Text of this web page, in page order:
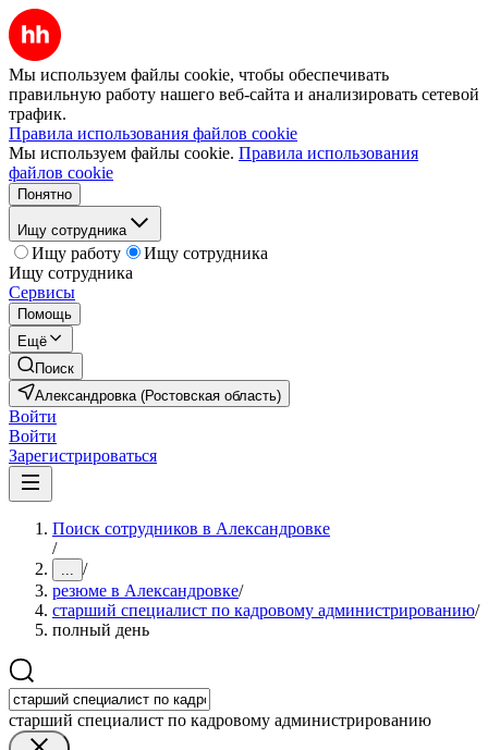
Мы используем файлы cookie, чтобы обеспечивать
правильную работу нашего веб-сайта и анализировать сетевой
трафик.
Правила использования файлов cookie
Мы используем файлы cookie. Правила использования
файлов cookie
Понятно
Ищу сотрудника
Ищу работу
Ищу сотрудника
Ищу сотрудника
Сервисы
Помощь
Ещё
Поиск
Александровка (Ростовская область)
Войти
Войти
Зарегистрироваться
Поиск сотрудников в Александровке
/
... /
резюме в Александровке/
старший специалист по кадровому администрированию/
полный день
старший специалист по кадровому администрированию